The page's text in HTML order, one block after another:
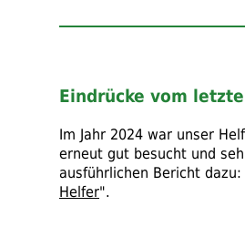
Eindrücke vom
Im Jahr 2024 war unser
erneut gut besucht und
ausführlichen Bericht dazu:
Helfer".